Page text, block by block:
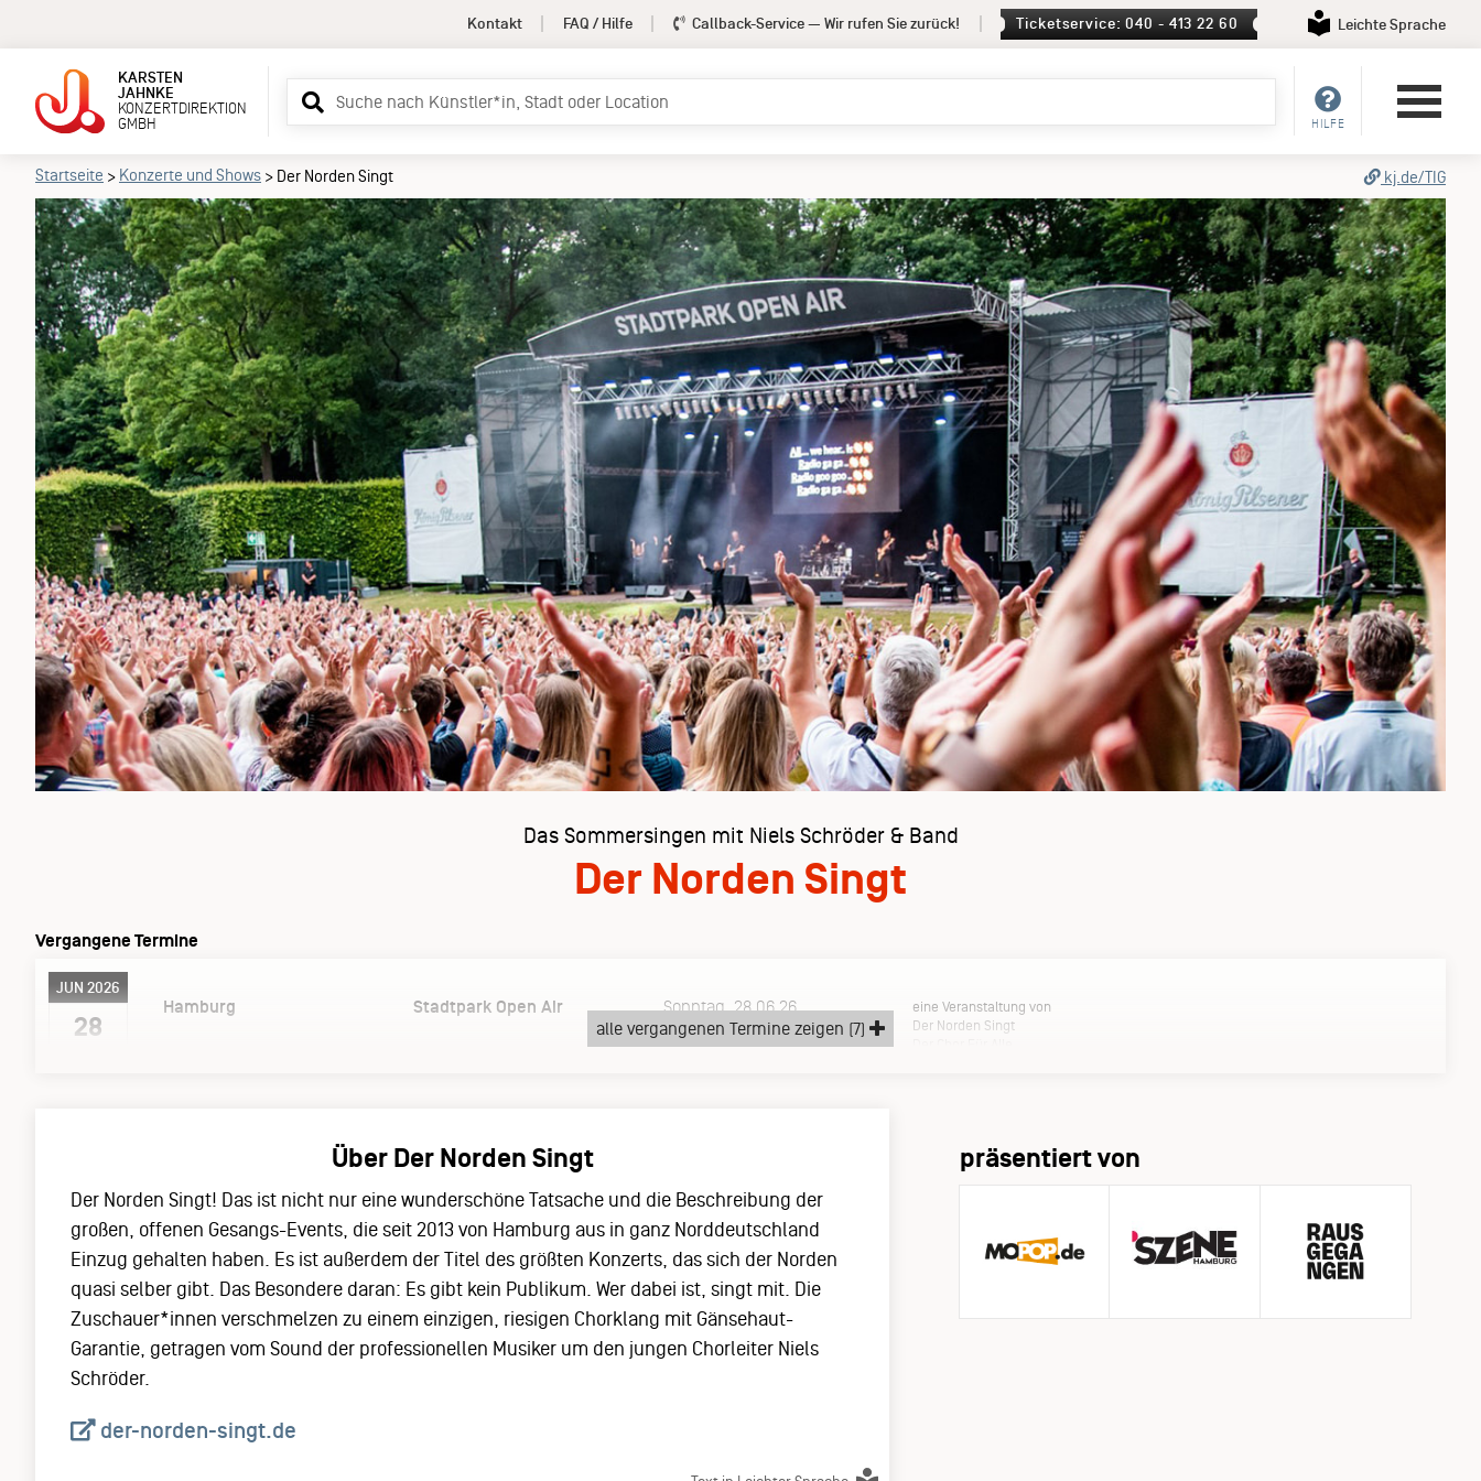
Kontakt FAQ / Hilfe Callback-Service — Wir rufen Sie zurück! Ticketservice: 040 - 413 22 60 Leichte Sprache
KARSTEN
JAHNKE
KONZERTDIREKTION
GMBH
Suchbegriff
eingeben
HILFE
Startseite > Konzerte und Shows > Der Norden Singt kj.de/TIG
Das Sommersingen mit Niels Schröder & Band
Der Norden Singt
Vergangene Termine
JUN 2026
28
Hamburg Stadtpark Open Air Sonntag, 28.06.26
eine Veranstaltung von
Der Norden Singt
alle vergangenen Termine zeigen (7)
Über Der Norden Singt
Der Norden Singt! Das ist nicht nur eine wunderschöne Tatsache und die Beschreibung der
großen, offenen Gesangs-Events, die seit 2013 von Hamburg aus in ganz Norddeutschland
Einzug gehalten haben. Es ist außerdem der Titel des größten Konzerts, das sich der Norden
quasi selber gibt. Das Besondere daran: Es gibt kein Publikum. Wer dabei ist, singt mit. Die
Zuschauer*innen verschmelzen zu einem einzigen, riesigen Chorklang mit Gänsehaut-
Garantie, getragen vom Sound der professionellen Musiker um den jungen Chorleiter Niels
Schröder.
der-norden-singt.de
präsentiert von